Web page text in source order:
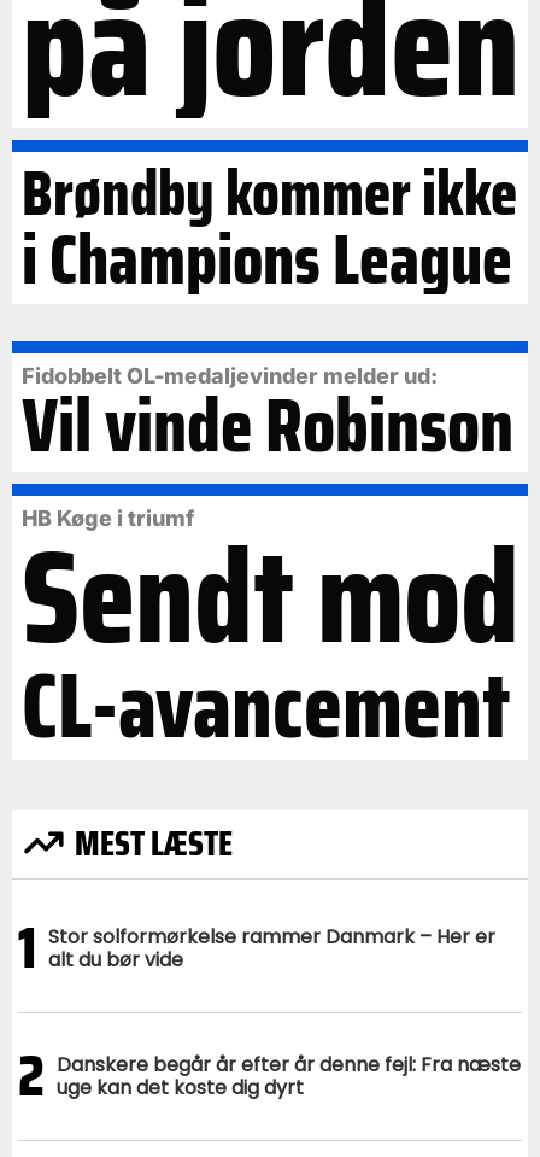
Brøndby kommer ikke
i Champions League
Fidobbelt OL-medaljevinder melder ud:
Vil vinde Robinson
HB Køge i triumf
Sendt mod
CL-avancement
MEST LÆSTE
1 Stor solformørkelse rammer Danmark – Her er
alt du bør vide
2 Danskere begår år efter år denne fejl: Fra næste
uge kan det koste dig dyrt